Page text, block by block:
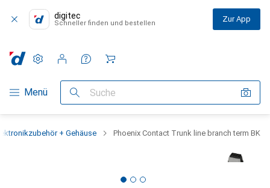
digitec
Schneller finden und bestellen Zur App
Navigation nach Kategorien
Menü Suche
Einstellungen
Kundenkonto
Vergleichslisten
Merklisten
Warenkorb
+ Gehäuse Phoenix Contact Trunk line branch term BK